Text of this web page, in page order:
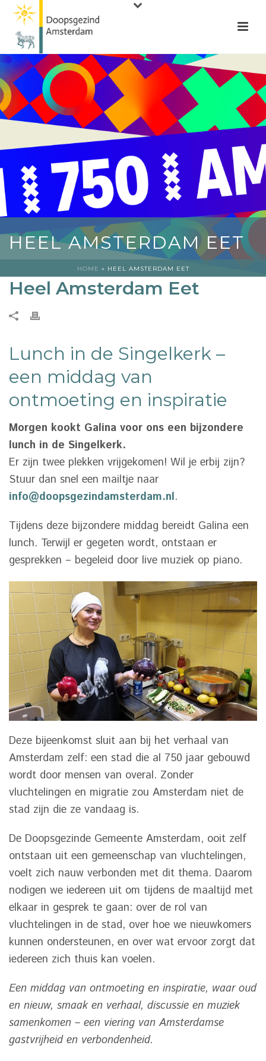
HEEL AMSTERDAM EET
HOME » HEEL AMSTERDAM EET
Heel Amsterdam Eet
Lunch in de Singelkerk –
een middag van
ontmoeting en inspiratie
Morgen kookt Galina voor ons een bijzondere
lunch in de Singelkerk.
Er zijn twee plekken vrijgekomen! Wil je erbij zijn?
Stuur dan snel een mailtje naar
info@doopsgezindamsterdam.nl.
Tijdens deze bijzondere middag bereidt Galina een
lunch. Terwijl er gegeten wordt, ontstaan er
gesprekken – begeleid door live muziek op piano.
Deze bijeenkomst sluit aan bij het verhaal van
Amsterdam zelf: een stad die al 750 jaar gebouwd
wordt door mensen van overal. Zonder
vluchtelingen en migratie zou Amsterdam niet de
stad zijn die ze vandaag is.
De Doopsgezinde Gemeente Amsterdam, ooit zelf
ontstaan uit een gemeenschap van vluchtelingen,
voelt zich nauw verbonden met dit thema. Daarom
nodigen we iedereen uit om tijdens de maaltijd met
elkaar in gesprek te gaan: over de rol van
vluchtelingen in de stad, over hoe we nieuwkomers
kunnen ondersteunen, en over wat ervoor zorgt dat
iedereen zich thuis kan voelen.
Een middag van ontmoeting en inspiratie, waar oud
en nieuw, smaak en verhaal, discussie en muziek
samenkomen – een viering van Amsterdamse
gastvrijheid en verbondenheid.